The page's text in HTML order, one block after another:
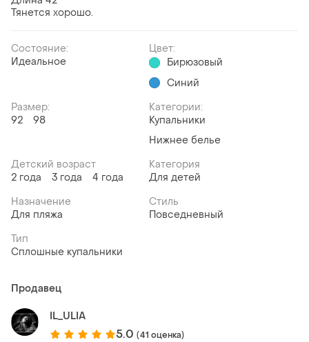
Тянется хорошо.
Состояние:
Идеальное
Цвет:
Бирюзовый
Синий
Размер:
92
98
Категории:
Купальники
Нижнее белье
Детский возраст
2 года
3 года 4 года
Категория
Для детей
Назначение
Для пляжа
Стиль
Повседневный
Тип
Сплошные купальники
Продавец
IL_ULIA
5.0 (41 оценка)